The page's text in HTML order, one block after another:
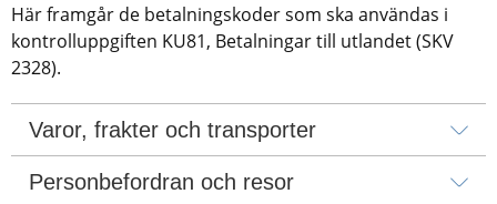
Här framgår de betalningskoder som ska användas i
kontrolluppgiften KU81, Betalningar till utlandet (SKV
2328).
Varor, frakter och transporter
Personbefordran och resor